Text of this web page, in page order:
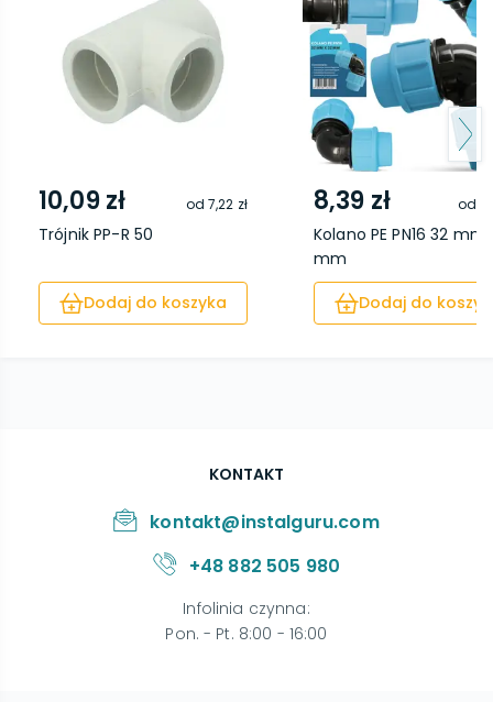
10,09 zł od7,22 zł
Trójnik PP-R 50
Dodaj do koszyka
8,39 zł od
Kolano PE PN16 32 mm
mm
Dodaj do
KONTAKT
kontakt@instalguru.com
+48 882 505 980
Infolinia czynna:
Pon. - Pt. 8:00 - 16:00